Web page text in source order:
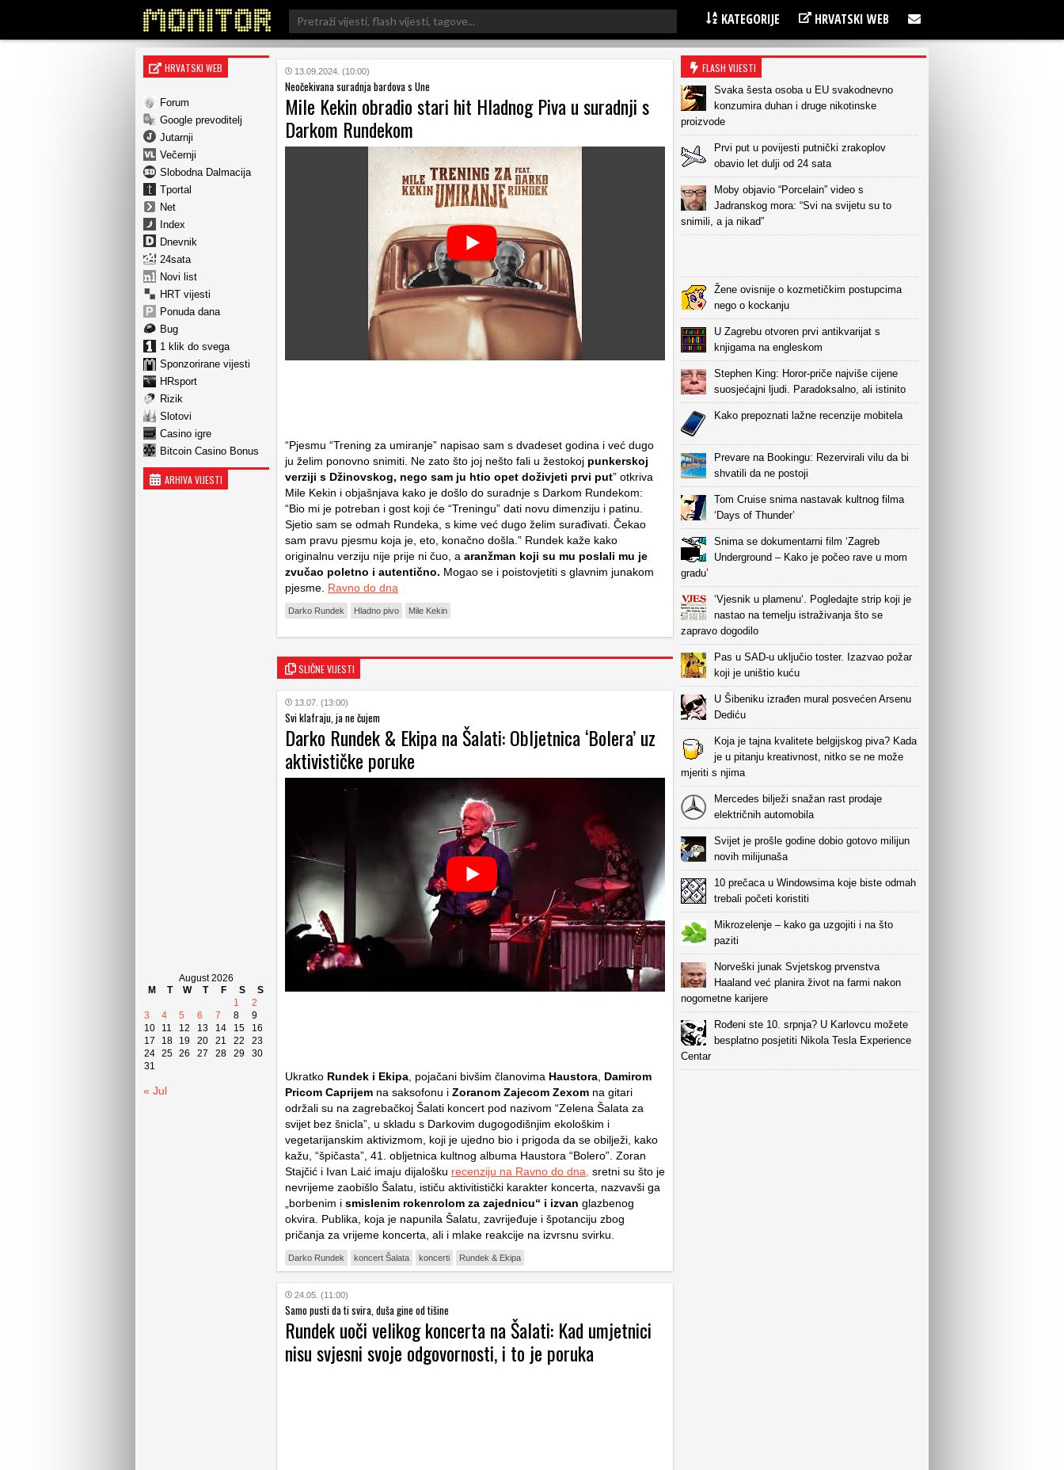
Search
for:
KATEGORIJE HRVATSKI WEB
HRVATSKI WEB
Forum
Google prevoditelj
Jutarnji
Večernji
Slobodna Dalmacija
Tportal
Net
Index
Dnevnik
24sata
Novi list
HRT vijesti
Ponuda dana
Bug
1 klik do svega
Sponzorirane vijesti
HRsport
Rizik
Slotovi
Casino igre
Bitcoin Casino Bonus
ARHIVA VIJESTI
August 2026
M
T W T F S
S
1
2
3
4 5 6 7 8
9
10
11 12 13 14 15
16
17
18 19 20 21 22
23
24 25 26 27 28 29
30
31
« Jul
13.09.2024. (10:00)
Neočekivana suradnja bardova s Une
Mile Kekin obradio stari hit Hladnog Piva u suradnji s
Darkom Rundekom
“Pjesmu “Trening za umiranje” napisao sam s dvadeset godina i već dugo
ju želim ponovno snimiti. Ne zato što joj nešto fali u žestokoj punkerskoj
verziji s Džinovskog, nego sam ju htio opet doživjeti prvi put” otkriva
Mile Kekin i objašnjava kako je došlo do suradnje s Darkom Rundekom:
“Bio mi je potreban i gost koji će “Treningu” dati novu dimenziju i patinu.
Sjetio sam se odmah Rundeka, s kime već dugo želim surađivati. Čekao
sam pravu pjesmu koja je, eto, konačno došla.” Rundek kaže kako
originalnu verziju nije prije ni čuo, a aranžman koji su mu poslali mu je
zvučao poletno i autentično. Mogao se i poistovjetiti s glavnim junakom
pjesme. Ravno do dna
Darko Rundek Hladno pivo Mile Kekin
SLIČNE VIJESTI
13.07. (13:00)
Svi klafraju, ja ne čujem
Darko Rundek & Ekipa na Šalati: Obljetnica ‘Bolera’ uz
aktivističke poruke
Ukratko Rundek i Ekipa , pojačani bivšim članovima Haustora Damirom
Pricom Caprijem na saksofonu i Zoranom Zajecom Zexom na gitari
održali su na zagrebačkoj Šalati koncert pod nazivom “Zelena Šalata za
svijet bez šnicla”, u skladu s Darkovim dugogodišnjim ekološkim i
vegetarijanskim aktivizmom, koji je ujedno bio i prigoda da se obilježi, kako
kažu, “špičasta”, 41. obljetnica kultnog albuma Haustora “Bolero”. Zoran
Stajčić i Ivan Laić imaju dijalošku recenziju na Ravno do dna, sretni su što je
nevrijeme zaobišlo Šalatu, ističu aktivitistički karakter koncerta, nazvavši ga
„borbenim i smislenim rokenrolom za zajednicu“ i izvan glazbenog
okvira. Publika, koja je napunila Šalatu, zavrijeđuje i špotanciju zbog
pričanja za vrijeme koncerta, ali i mlake reakcije na izvrsnu svirku.
Darko Rundek koncert Šalata koncerti Rundek & Ekipa
24.05. (11:00)
Samo pusti da ti svira, duša gine od tišine
Rundek uoči velikog koncerta na Šalati: Kad umjetnici
nisu svjesni svoje odgovornosti, i to je poruka
FLASH VIJESTI
Svaka šesta osoba u EU svakodnevno
konzumira duhan i druge nikotinske
proizvode
Prvi put u povijesti putnički zrakoplov
obavio let dulji od 24 sata
Moby objavio “Porcelain” video s
Jadranskog mora: “Svi na svijetu su to
snimili, a ja nikad”
Žene ovisnije o kozmetičkim postupcima
nego o kockanju
U Zagrebu otvoren prvi antikvarijat s
knjigama na engleskom
Stephen King: Horor-priče najviše cijene
suosjećajni ljudi. Paradoksalno, ali istinito
Kako prepoznati lažne recenzije mobitela
Prevare na Bookingu: Rezervirali vilu da bi
shvatili da ne postoji
Tom Cruise snima nastavak kultnog filma
‘Days of Thunder’
Snima se dokumentarni film ‘Zagreb
Underground – Kako je počeo rave u mom
gradu’
‘Vjesnik u plamenu‘. Pogledajte strip koji je
nastao na temelju istraživanja što se
zapravo dogodilo
Pas u SAD-u uključio toster. Izazvao požar
koji je uništio kuću
U Šibeniku izrađen mural posvećen Arsenu
Dediću
Koja je tajna kvalitete belgijskog piva? Kada
je u pitanju kreativnost, nitko se ne može
mjeriti s njima
Mercedes bilježi snažan rast prodaje
električnih automobila
Svijet je prošle godine dobio gotovo milijun
novih milijunaša
10 prečaca u Windowsima koje biste odmah
trebali početi koristiti
Mikrozelenje – kako ga uzgojiti i na što
paziti
Norveški junak Svjetskog prvenstva
Haaland već planira život na farmi nakon
nogometne karijere
Rođeni ste 10. srpnja? U Karlovcu možete
besplatno posjetiti Nikola Tesla Experience
Centar